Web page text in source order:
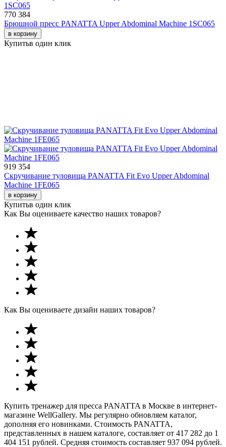
770 384
Брюшной пресс PANATTA Upper Abdominal Machine 1SC065
в корзину
Купитьв один клик
919 354
Скручивание туловища PANATTA Fit Evo Upper Abdominal
Machine 1FE065
в корзину
Купитьв один клик
Как Вы оцениваете качество наших товаров?
Как Вы оцениваете дизайн наших товаров?
Купить тренажер для пресса PANATTA в Москве в интернет-
магазине WellGallery. Мы регулярно обновляем каталог,
дополняя его новинками. Стоимость PANATTA,
представленных в нашем каталоге, составляет от 417 282 до 1
404 151 рублей. Средняя стоимость составляет 937 094 рублей.